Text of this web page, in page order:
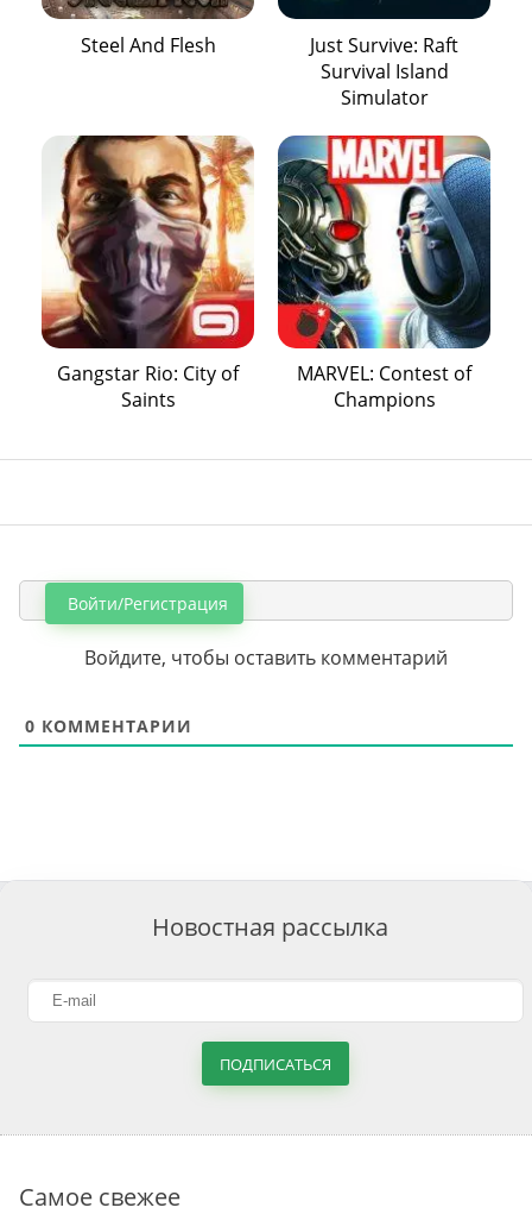
Steel And Flesh
Just Survive: Raft
Survival Island
Simulator
Gangstar Rio: City of
Saints
MARVEL: Contest of
Champions
Войти/Регистрация
Войдите, чтобы оставить комментарий
0 КОММЕНТАРИИ
Новостная рассылка
ПОДПИСАТЬСЯ
Самое свежее